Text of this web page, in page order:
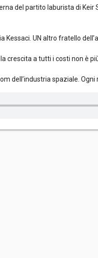
del partito laburista di
Kessaci. UN altro fratello
crescita a tutti i costi non è
dell’industria spaziale.